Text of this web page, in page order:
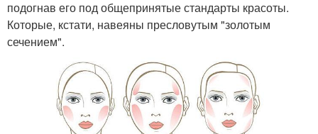
подогнав его под общепринятые стандарты красоты.
Которые, кстати, навеяны пресловутым "золотым
сечением".